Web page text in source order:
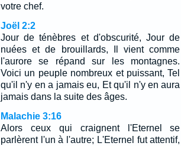
votre chef.
Joël 2:2
Jour de ténèbres et d'obscurité, Jour de
nuées et de brouillards, Il vient comme
l'aurore se répand sur les montagnes.
Voici un peuple nombreux et puissant, Tel
qu'il n'y en a jamais eu, Et qu'il n'y en aura
jamais dans la suite des âges.
Malachie 3:16
Alors ceux qui craignent l'Eternel se
parlèrent l'un à l'autre; L'Eternel fut attentif,